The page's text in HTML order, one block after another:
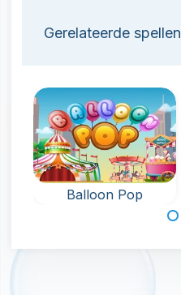
Gerelateerde spellen
Balloon Pop